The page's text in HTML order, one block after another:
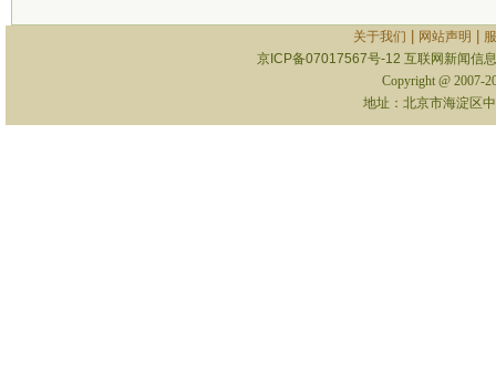
关于我们 网站声明
京ICP备07017567号-12 互联网新闻信
Copyright @ 2007-
地址：北京市海淀区